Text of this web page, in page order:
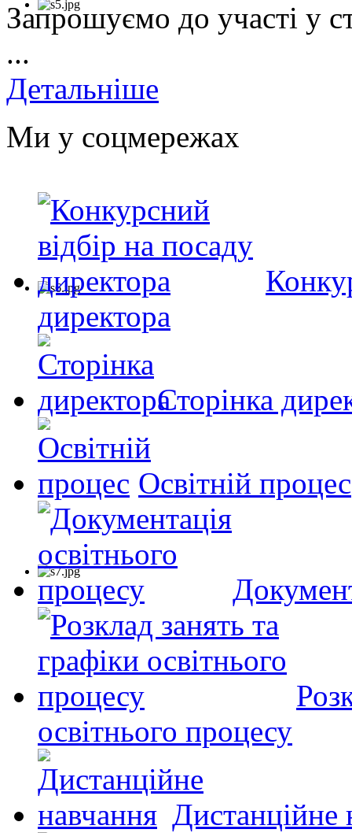
Запрошуємо до участі у
...
Детальніше
Ми у соцмережах
директора
Сторінка
Освітній процес
освітнього процесу
Дистанційне